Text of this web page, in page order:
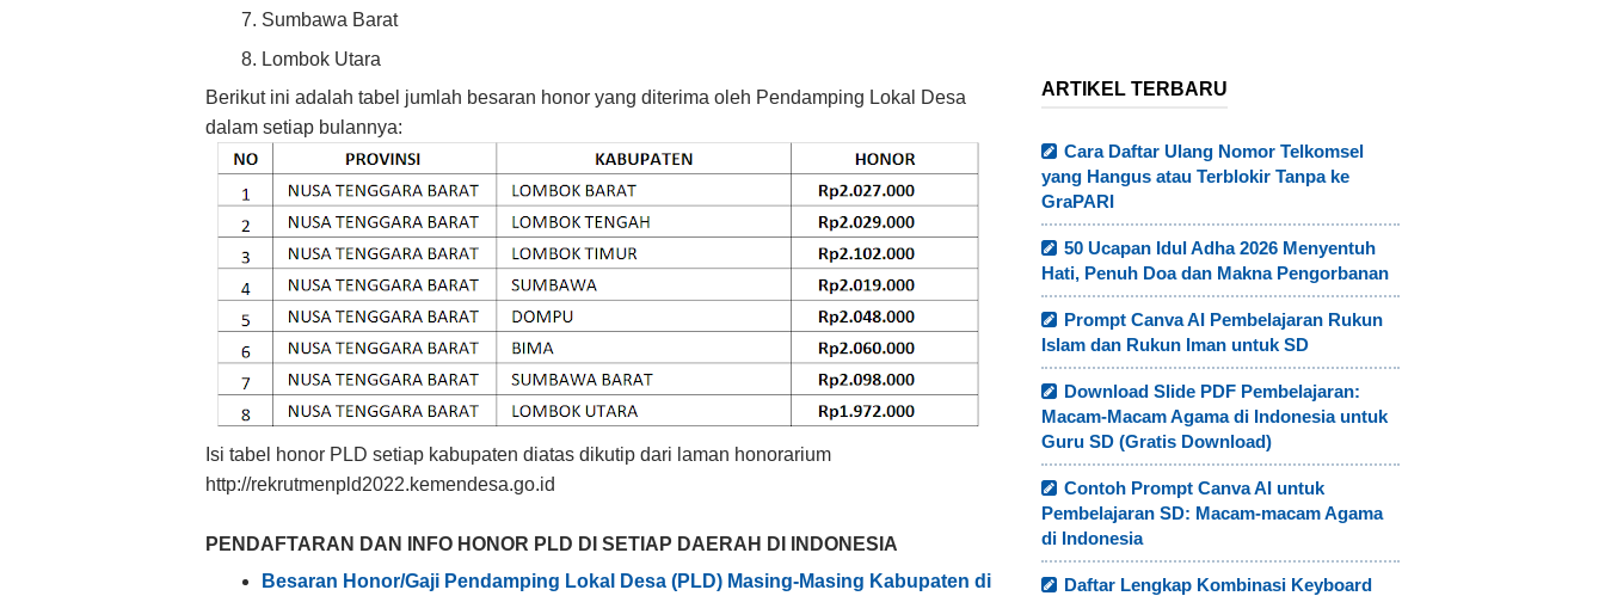
Sumbawa Barat
Lombok Utara
Berikut ini adalah tabel jumlah besaran honor yang diterima oleh Pendamping Lokal Desa
dalam setiap bulannya:
Isi tabel honor PLD setiap kabupaten diatas dikutip dari laman honorarium
http://rekrutmenpld2022.kemendesa.go.id
PENDAFTARAN DAN INFO HONOR PLD DI SETIAP DAERAH DI INDONESIA
Besaran Honor/Gaji Pendamping Lokal Desa (PLD) Masing-Masing Kabupaten di
ARTIKEL TERBARU
Cara Daftar Ulang Nomor Telkomsel
yang Hangus atau Terblokir Tanpa ke
GraPARI
50 Ucapan Idul Adha 2026 Menyentuh
Hati, Penuh Doa dan Makna Pengorbanan
Prompt Canva AI Pembelajaran Rukun
Islam dan Rukun Iman untuk SD
Download Slide PDF Pembelajaran:
Macam-Macam Agama di Indonesia untuk
Guru SD (Gratis Download)
Contoh Prompt Canva AI untuk
Pembelajaran SD: Macam-macam Agama
di Indonesia
Daftar Lengkap Kombinasi Keyboard